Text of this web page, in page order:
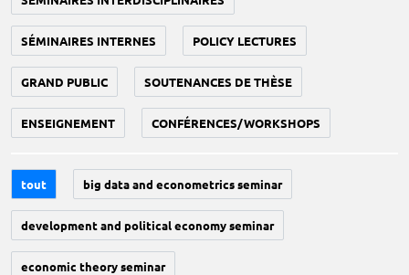
SÉMINAIRES INTERNES POLICY LECTURES
GRAND PUBLIC SOUTENANCES DE THÈSE
ENSEIGNEMENT CONFÉRENCES/WORKSHOPS
tout big data and econometrics seminar
development and political economy seminar
economic theory seminar